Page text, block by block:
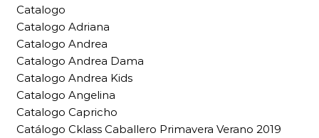
Catalogo
Catalogo Adriana
Catalogo Andrea
Catalogo Andrea Dama
Catalogo Andrea Kids
Catalogo Angelina
Catalogo Capricho
Catálogo Cklass Caballero Primavera Verano 2019